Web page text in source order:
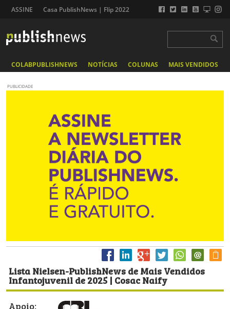
ASSINE Casa PublishNews | Flip 2022
COLABPUBLISHNEWS NOTÍCIAS COLUNAS MAIS VENDIDOS
PUBLICIDADE
Lista Nielsen-PublishNews de Mais Vendidos
Infantojuvenil de 2025 | Cosac Naify
Apoio: